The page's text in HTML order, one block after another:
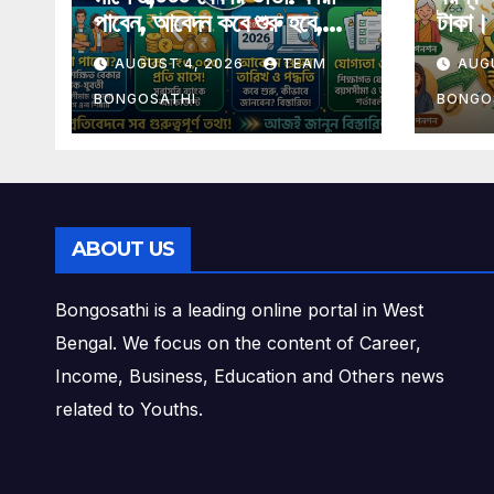
পাবেন, আবেদন কবে শুরু হবে,
যোগ্যতা, শর্ত, টাকা, স্ট্যাটাস ও
গুরুত্বপূর্ণ তথ্য এক প্রতিবেদনে
AUGUST 4, 2026 TEAM
BONGOSATHI
টাকা।
ABOUT US
Bongosathi is a leading online portal in West
Bengal. We focus on the content of Career,
Income, Business, Education and Others news
related to Youths.